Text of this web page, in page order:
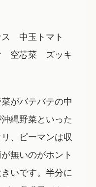
中玉トマト
空芯菜 ズッキ
がバテバテの中
縄野菜といった
、ピーマンは収
無いのがホント
いです。半分に